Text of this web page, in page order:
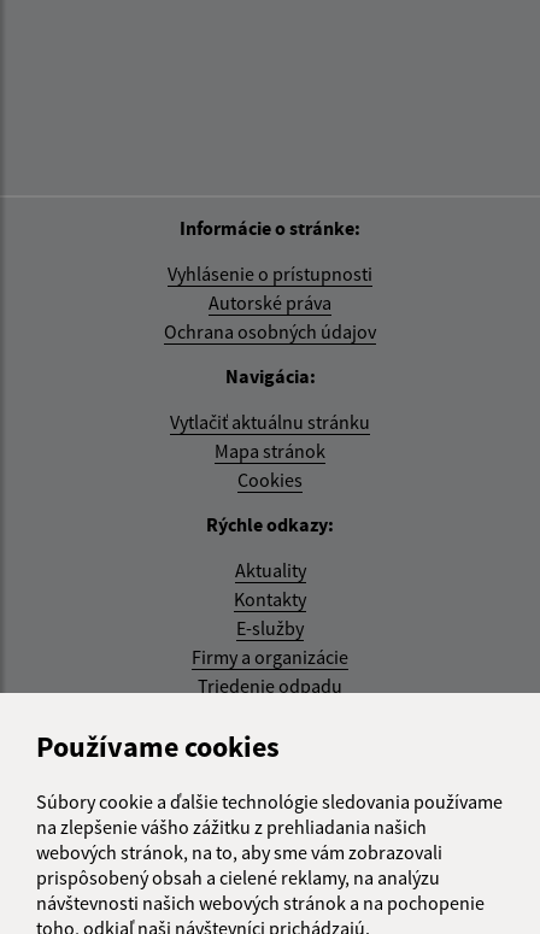
Používame cookies
Súbory cookie a ďalšie technológie sledovania používame
na zlepšenie vášho zážitku z prehliadania našich
webových stránok, na to, aby sme vám zobrazovali
prispôsobený obsah a cielené reklamy, na analýzu
návštevnosti našich webových stránok a na pochopenie
toho, odkiaľ naši návštevníci prichádzajú.
Informácie o stránke:
Vyhlásenie o prístupnosti
Autorské práva
Ochrana osobných údajov
Navigácia:
Vytlačiť aktuálnu stránku
Mapa stránok
Cookies
Rýchle odkazy:
Aktuality
Kontakty
E-služby
Firmy a organizácie
Triedenie odpadu
Aktualizované:
RSS
Správca obsahu:
Správca obsahu je Obec Kysak.